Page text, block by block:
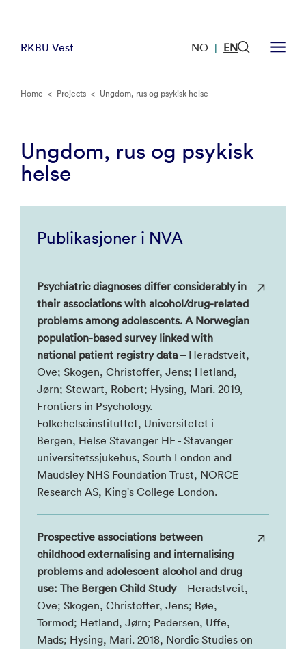
RKBU Vest NO | EN
Home < Projects < Ungdom, rus og psykisk helse
Ungdom, rus og psykisk
helse
Publikasjoner i NVA
Psychiatric diagnoses differ considerably in
their associations with alcohol/drug-related
problems among adolescents. A Norwegian
population-based survey linked with
national patient registry data – Heradstveit,
Ove; Skogen, Christoffer, Jens; Hetland,
Jørn; Stewart, Robert; Hysing, Mari. 2019,
Frontiers in Psychology.
Folkehelseinstituttet, Universitetet i
Bergen, Helse Stavanger HF - Stavanger
universitetssjukehus, South London and
Maudsley NHS Foundation Trust, NORCE
Research AS, King's College London.
Prospective associations between
childhood externalising and internalising
problems and adolescent alcohol and drug
use: The Bergen Child Study– Heradstveit,
Ove; Skogen, Christoffer, Jens; Bøe,
Tormod; Hetland, Jørn; Pedersen, Uffe,
Mads; Hysing, Mari. 2018, Nordic Studies on